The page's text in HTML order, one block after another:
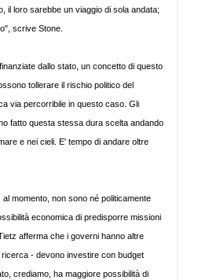
il loro sarebbe un viaggio di sola andata;
scrive Stone.
dallo stato, un concetto di questo
tollerare il rischio politico del
via percorribile in questo caso. Gli
fatto questa stessa dura scelta andando
e nei cieli. E' tempo di andare oltre
momento, non sono né politicamente
economica di predisporre missioni
afferma che i governi hanno altre
- devono investire con budget
crediamo, ha maggiore possibilità di